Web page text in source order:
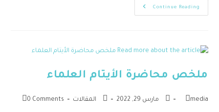
Continue Reading
ملخص محاضرة الأيتام العلماء
media مارس 29, 2022 المقالات 0 Comments